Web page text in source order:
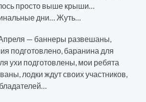
просто выше крыши…
дни… Жуть…
— баннеры развешаны,
подготовлено, баранина для
ухи подготовлены, мои ребята
лодки ждут своих участников,